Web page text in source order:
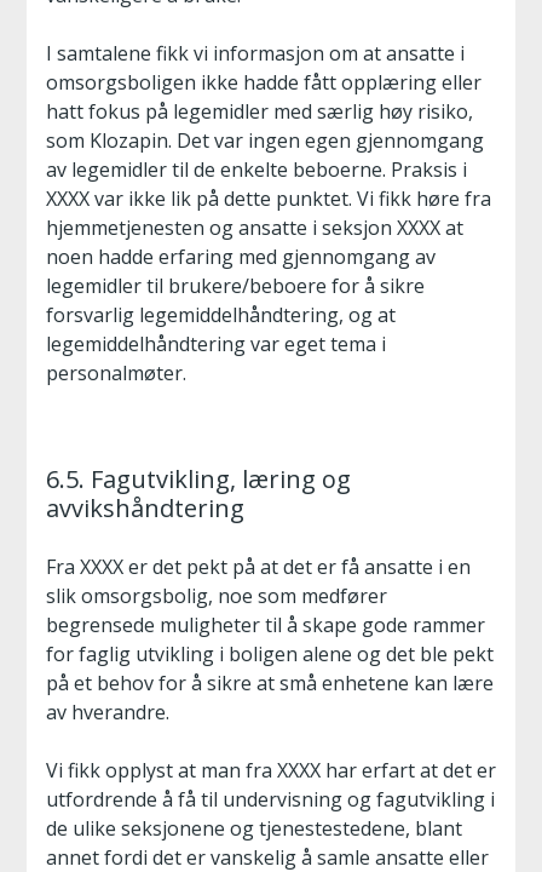
I samtalene fikk vi informasjon om at ansatte i
omsorgsboligen ikke hadde fått opplæring eller
hatt fokus på legemidler med særlig høy risiko,
som Klozapin. Det var ingen egen gjennomgang
av legemidler til de enkelte beboerne. Praksis i
XXXX var ikke lik på dette punktet. Vi fikk høre fra
hjemmetjenesten og ansatte i seksjon XXXX at
noen hadde erfaring med gjennomgang av
legemidler til brukere/beboere for å sikre
forsvarlig legemiddelhåndtering, og at
legemiddelhåndtering var eget tema i
personalmøter.
6.5. Fagutvikling, læring og
avvikshåndtering
Fra XXXX er det pekt på at det er få ansatte i en
slik omsorgsbolig, noe som medfører
begrensede muligheter til å skape gode rammer
for faglig utvikling i boligen alene og det ble pekt
på et behov for å sikre at små enhetene kan lære
av hverandre.
Vi fikk opplyst at man fra XXXX har erfart at det er
utfordrende å få til undervisning og fagutvikling i
de ulike seksjonene og tjenestestedene, blant
annet fordi det er vanskelig å samle ansatte eller